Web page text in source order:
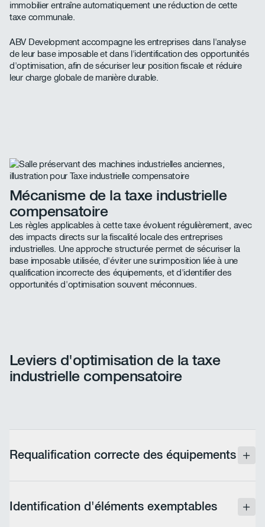
immobilier entraîne automatiquement une réduction de cette
taxe communale.
ABV Development accompagne les entreprises dans l'analyse
de leur base imposable et dans l'identification des opportunités
d'optimisation, afin de sécuriser leur position fiscale et réduire
leur charge globale de manière durable.
Mécanisme de la taxe industrielle
compensatoire
Les règles applicables à cette taxe évoluent régulièrement, avec
des impacts directs sur la fiscalité locale des entreprises
industrielles. Une approche structurée permet de sécuriser la
base imposable utilisée, d'éviter une surimposition liée à une
qualification incorrecte des équipements, et d'identifier des
opportunités d'optimisation souvent méconnues.
Leviers d'optimisation de la taxe
industrielle compensatoire
Requalification correcte des équipements
qualifiés de manière incorrecte. Une requalification
Identification d'éléments exemptables